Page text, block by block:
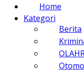
Home
Kategori
Berita